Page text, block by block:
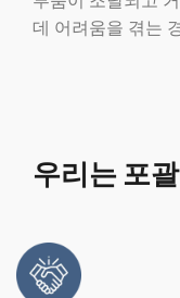
데 어려움을 겪는
우리는 포